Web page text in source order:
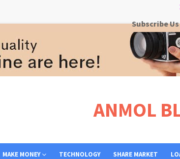
Subscribe Us
ANMOL
MAKE MONEY TECHNOLOGY SHARE MARKET